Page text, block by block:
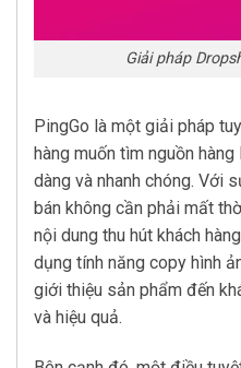
Giải pháp
PingGo là một giải pháp
hàng muốn tìm nguồn
dàng và nhanh chóng. Với
bán không cần phải mất
nội dung thu hút khách
dụng tính năng copy hình
giới thiệu sản phẩm đến
và hiệu quả.